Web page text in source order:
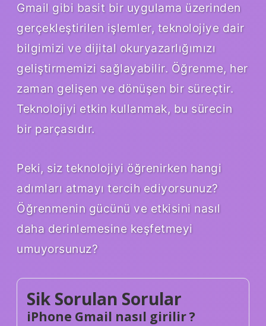
Gmail gibi basit bir uygulama üzerinden
gerçekleştirilen işlemler, teknolojiye dair
bilgimizi ve dijital okuryazarlığımızı
geliştirmemizi sağlayabilir. Öğrenme, her
zaman gelişen ve dönüşen bir süreçtir.
Teknolojiyi etkin kullanmak, bu sürecin
bir parçasıdır.
Peki, siz teknolojiyi öğrenirken hangi
adımları atmayı tercih ediyorsunuz?
Öğrenmenin gücünü ve etkisini nasıl
daha derinlemesine keşfetmeyi
umuyorsunuz?
Sik Sorulan Sorular
iPhone Gmail nasıl girilir ?